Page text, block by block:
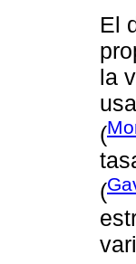
El
la
(
(